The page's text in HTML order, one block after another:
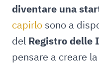
diventare una
capirlo sono a
del Registro delle
pensare a creare